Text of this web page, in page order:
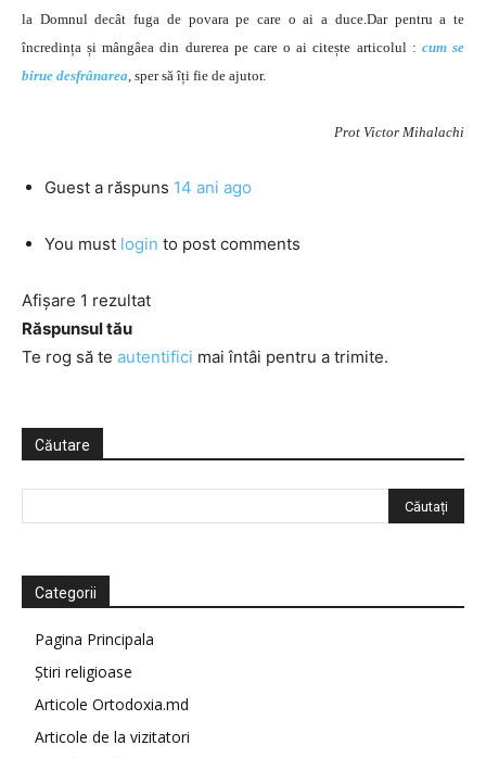
la Domnul decât fuga de povara pe care o ai a duce.Dar pentru a te
încredința și mângâea din durerea pe care o ai citește articolul : cum se
birue desfrânarea, sper să îți fie de ajutor.
Prot Victor Mihalachi
Guest a răspuns 14 ani ago
You must login to post comments
Afișare 1 rezultat
Răspunsul tău
Te rog să te autentifici mai întâi pentru a trimite.
Căutare
Categorii
Pagina Principala
Știri religioase
Articole Ortodoxia.md
Articole de la vizitatori